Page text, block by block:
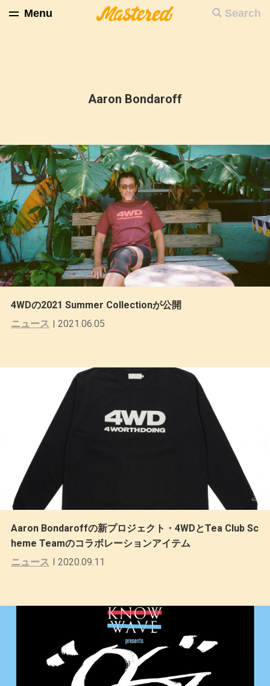
Search
Menu
Aaron Bondaroff
4WDの2021 Summer Collectionが公開
ニュース
2021.06.05
Aaron Bondaroffの新プロジェクト・4WDとTea Club Sc
heme Teamのコラボレーションアイテム
ニュース
2020.09.11